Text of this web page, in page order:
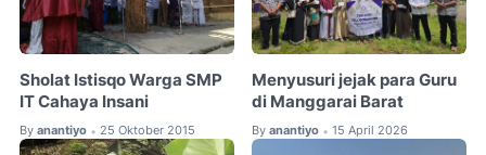
Sholat Istisqo Warga SMP
IT Cahaya Insani
By anantiyo • 25 Oktober 2015
Menyusuri jejak para Guru
di Manggarai Barat
By anantiyo • 15 April 2026